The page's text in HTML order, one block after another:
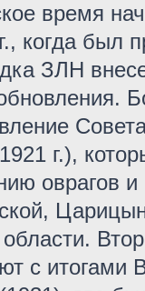
время
когда был
ЗЛН
г.),
оврагов
с итогами